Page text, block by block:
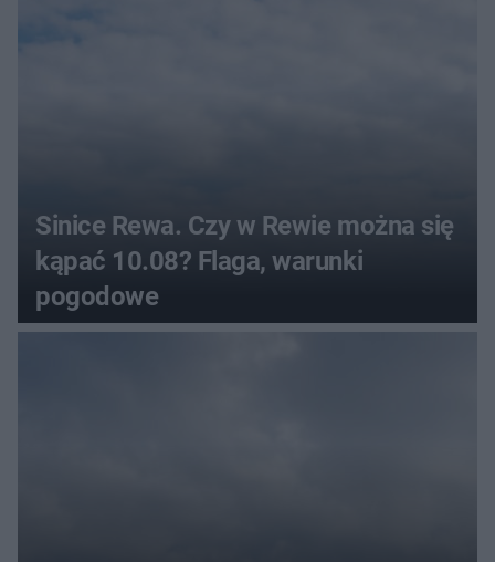
Sinice Rewa. Czy w Rewie można się
kąpać 10.08? Flaga, warunki
pogodowe